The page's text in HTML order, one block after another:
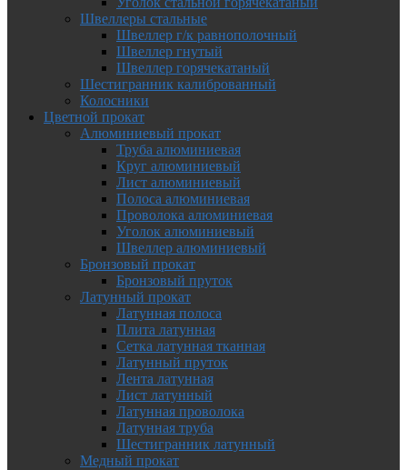
Швеллеры стальные
Швеллер г/к равнополочный
Швеллер гнутый
Швеллер горячекатаный
Шестигранник калиброванный
Колосники
Цветной прокат
Алюминиевый прокат
Труба алюминиевая
Круг алюминиевый
Лист алюминиевый
Полоса алюминиевая
Проволока алюминиевая
Уголок алюминиевый
Швеллер алюминиевый
Бронзовый прокат
Бронзовый пруток
Латунный прокат
Латунная полоса
Плита латунная
Сетка латунная тканная
Латунный пруток
Лента латунная
Лист латунный
Латунная проволока
Латунная труба
Шестигранник латунный
Медный прокат